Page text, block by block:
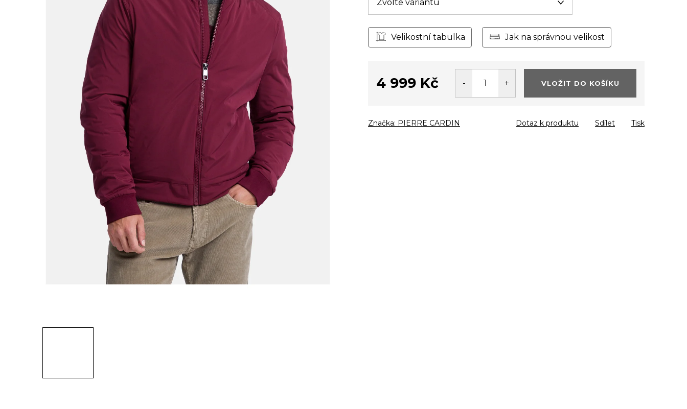
Velikostní tabulka Jak na správnou velikost
4 999 Kč VLOŽIT DO KOŠÍKU
Značka: PIERRE CARDIN Tisk
Dotaz k produktu Sdílet